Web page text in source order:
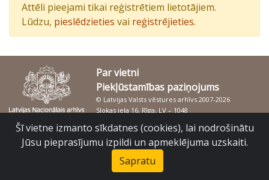
Attēli pieejami tikai reģistrētiem lietotājiem.
Lūdzu, pieslēdzieties vai reģistrējieties.
Par vietni
Piekļūstamības paziņojums
© Latvijas Valsts vēstures arhīvs 2007-2026
Slokas iela 16, Rīga, LV – 1048
raduraksti@arhivi.gov.lv
Šī vietne izmanto sīkdatnes (cookies), lai nodrošinātu
Jūsu pieprasījumu izpildi un apmeklējuma uzskaiti.
Sapratu